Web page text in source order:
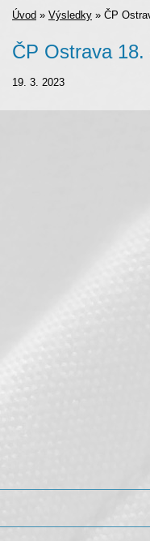
Úvod » Výsledky » ČP
ČP Ostrava
19. 3. 2023